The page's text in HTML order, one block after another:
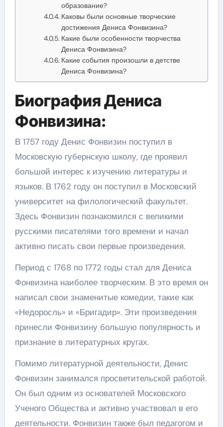
образование?
Каковы были основные творческие
достижения Дениса Фонвизина?
Какие были особенности творчества
Дениса Фонвизина?
Какие события произошли в детстве
Дениса Фонвизина?
Биография Дениса
Фонвизина:
В 1757 году Денис Фонвизин поступил в
Московскую губернскую школу, где проявил
большой интерес к изучению литературы и
языков. В 1762 году он поступил в Московский
университет на филологический факультет.
Здесь Фонвизин познакомился с великими
русскими писателями того времени и начал
активно писать свои первые произведения.
Период с 1768 по 1772 годы стал для Дениса
Фонвизина наиболее творческим. В это время он
написал свои знаменитые комедии, такие как
«Недоросль» и «Бригадир». Эти произведения
принесли Фонвизину большую популярность и
признание в литературных кругах.
Помимо литературной деятельности, Денис
Фонвизин занимался просветительской работой.
Он был одним из основателей Московского
Ученого Общества и активно участвовал в его
деятельности. Фонвизин также был педагогом и